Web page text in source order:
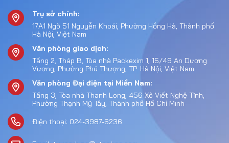
Trụ sở chính:
17A1 Ngõ 51 Nguyễn Khoái, Phường Hồng Hà, Thành phố
Hà Nội, Việt Nam
Văn phòng giao dịch:
Tầng 2, Tháp B, Tòa nhà Packexim 1, 15/49 An Dương
Vương, Phường Phú Thượng, TP. Hà Nội, Việt Nam.
Văn phòng Đại điện tại Miền Nam:
Tầng 3, Tòa nhà Thanh Long, 456 Xô Viết Nghệ Tĩnh,
Phường Thạnh Mỹ Tây, Thành phố Hồ Chí Minh
Điện thoại: 024-3987-6236